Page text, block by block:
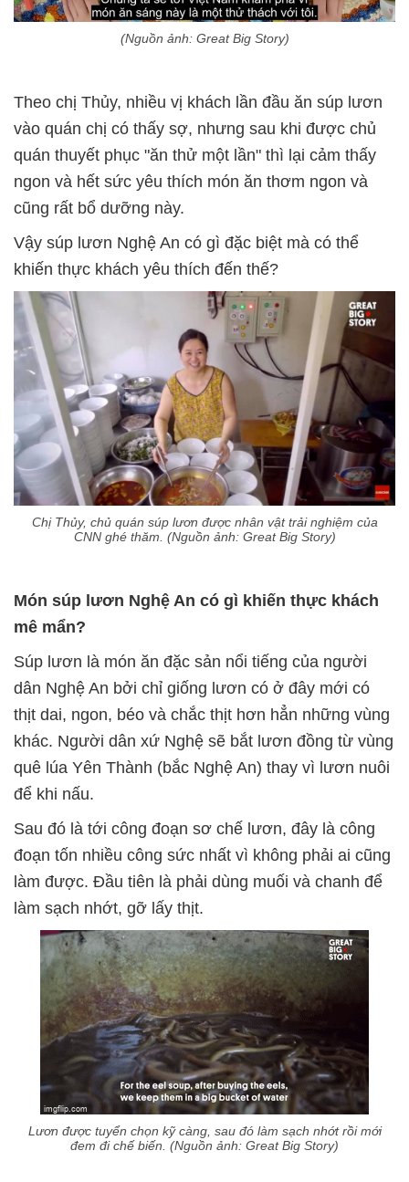
(Nguồn ảnh: Great Big Story)
Theo chị Thủy, nhiều vị khách lần đầu ăn súp lươn
vào quán chị có thấy sợ, nhưng sau khi được chủ
quán thuyết phục "ăn thử một lần" thì lại cảm thấy
ngon và hết sức yêu thích món ăn thơm ngon và
cũng rất bổ dưỡng này.
Vậy súp lươn Nghệ An có gì đặc biệt mà có thể
khiến thực khách yêu thích đến thế?
Chị Thủy, chủ quán súp lươn được nhân vật trải nghiệm của
CNN ghé thăm. (Nguồn ảnh: Great Big Story)
Món súp lươn Nghệ An có gì khiến thực khách
mê mẩn?
Súp lươn là món ăn đặc sản nổi tiếng của người
dân Nghệ An bởi chỉ giống lươn có ở đây mới có
thịt dai, ngon, béo và chắc thịt hơn hẳn những vùng
khác. Người dân xứ Nghệ sẽ bắt lươn đồng từ vùng
quê lúa Yên Thành (bắc Nghệ An) thay vì lươn nuôi
để khi nấu.
Sau đó là tới công đoạn sơ chế lươn, đây là công
đoạn tốn nhiều công sức nhất vì không phải ai cũng
làm được. Đầu tiên là phải dùng muối và chanh để
làm sạch nhớt, gỡ lấy thịt.
Lươn được tuyển chọn kỹ càng, sau đó làm sạch nhớt rồi mới
đem đi chế biến. (Nguồn ảnh: Great Big Story)